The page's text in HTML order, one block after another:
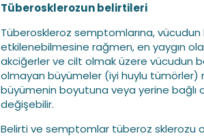
Tüberosklerozun belirtileri
Tüberoskleroz semptomlarına, vücudun
etkilenebilmesine rağmen, en yaygın
akciğerler ve cilt olmak üzere vücudun
olmayan büyümeler (iyi huylu tümörler)
büyümenin boyutuna veya yerine bağlı
değişebilir.
Belirti ve semptomlar tüberoz sklerozu